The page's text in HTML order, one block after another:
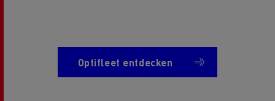
Optifleet entdecken